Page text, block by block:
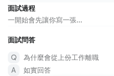
面試過程
一開始會先讓你寫一張...
面試問答
為什麼會從上份工作離職
如實回答